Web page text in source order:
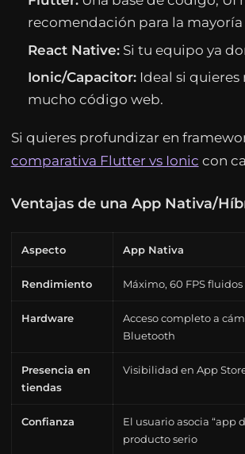
recomendación para la
React Native: Si tu equipo ya
Ionic/Capacitor: Ideal si
mucho código web.
Si quieres profundizar en
comparativa Flutter vs Ionic con
Ventajas de una App Nativa/
Aspecto App Nativa
Rendimiento Máximo, 60 FPS fluidos
Hardware
Acceso completo a
Bluetooth
Presencia en
tiendas
Visibilidad en App
Confianza
El usuario asocia “app
producto serio